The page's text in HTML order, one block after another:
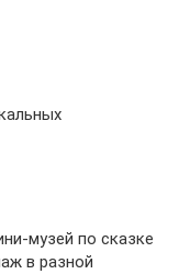
музей по сказке
в разной